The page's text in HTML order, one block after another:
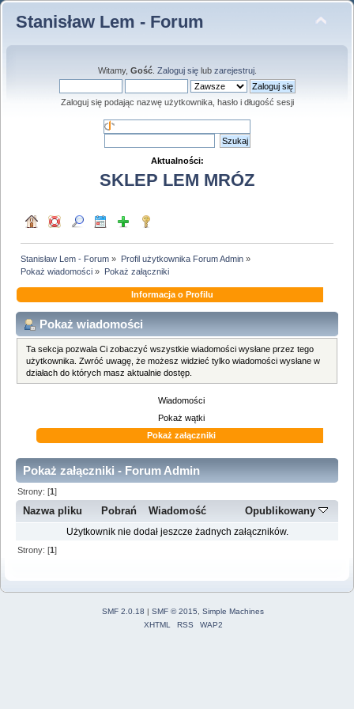
Stanisław Lem - Forum
Witamy, Gość. Zaloguj sięlub zarejestruj.
Zaloguj się podając nazwę użytkownika, hasło i długość sesji
Aktualności:
SKLEP LEM MRÓZ
Stanisław Lem - Forum » Profil użytkownika Forum Admin»
Pokaż wiadomości » Pokaż załączniki
Informacja o Profilu
Pokaż wiadomości
Ta sekcja pozwala Ci zobaczyć wszystkie wiadomości wysłane przez tego
użytkownika. Zwróć uwagę, że możesz widzieć tylko wiadomości wysłane w
działach do których masz aktualnie dostęp.
Wiadomości
Pokaż wątki
Pokaż załączniki
Pokaż załączniki - Forum Admin
Strony: [1]
Nazwa pliku Pobrań Wiadomość Opublikowany
Użytkownik nie dodał jeszcze żadnych załączników.
Strony: [1]
SMF 2.0.18 | SMF © 2015
Simple Machines
XHTML
RSS WAP2